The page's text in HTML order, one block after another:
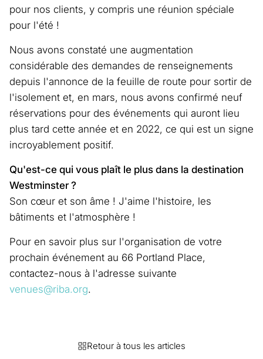
pour nos clients, y compris une réunion spéciale
pour l'été !
Nous avons constaté une augmentation
considérable des demandes de renseignements
depuis l'annonce de la feuille de route pour sortir de
l'isolement et, en mars, nous avons confirmé neuf
réservations pour des événements qui auront lieu
plus tard cette année et en 2022, ce qui est un signe
incroyablement positif.
Qu'est-ce qui vous plaît le plus dans la destination
Westminster ?
Son cœur et son âme ! J'aime l'histoire, les
bâtiments et l'atmosphère !
Pour en savoir plus sur l'organisation de votre
prochain événement au 66 Portland Place,
contactez-nous à l'adresse suivante
venues@riba.org.
Retour à tous les articles